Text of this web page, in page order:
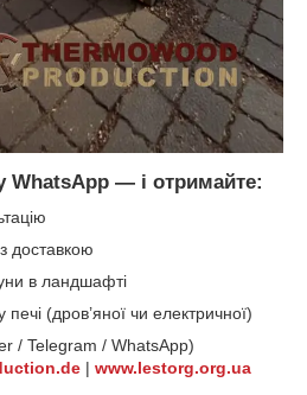
WhatsApp — і отримайте:
доставкою
в ландшафті
(дров’яної чи електричної)
/ Telegram / WhatsApp)
| www.lestorg.org.ua